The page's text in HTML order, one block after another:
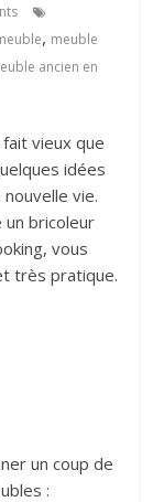
, meuble
ancien en
vieux que
idées
vie.
un bricoleur
vous
très pratique.
un coup de
: